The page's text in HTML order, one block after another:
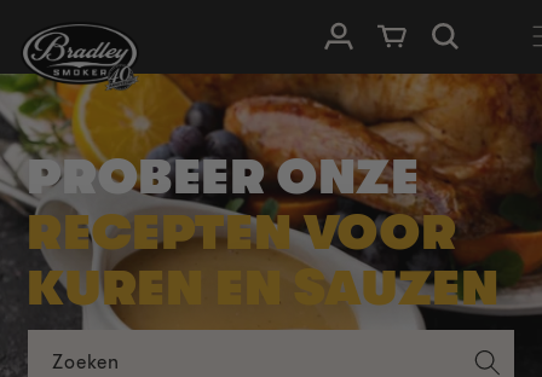
NAAR DE
CONTENT
InloggenWinkelwagen
PROBEER ONZE
RECEPTEN VOOR
KUREN EN SAUZEN
Zoeken